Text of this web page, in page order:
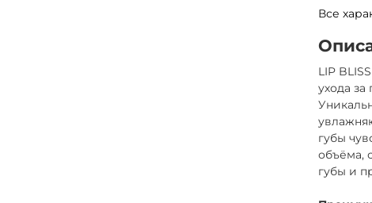
Все
LIP
ухода
губы
объёма,
губы и